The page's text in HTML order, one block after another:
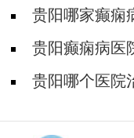
贵阳哪家癫痫
贵阳癫痫病医
哪些？
贵阳哪个医院